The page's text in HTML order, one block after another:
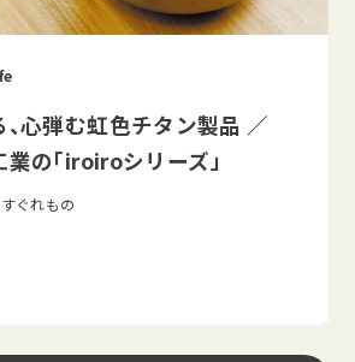
心弾む虹色チタン製品 ／
の「iroiroシリーズ」
ぐれもの